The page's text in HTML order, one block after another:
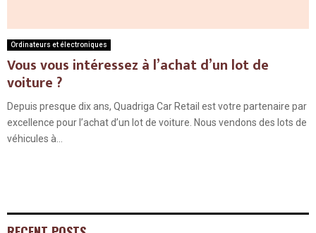
Ordinateurs et électroniques
Vous vous intéressez à l’achat d’un lot de
voiture ?
Depuis presque dix ans, Quadriga Car Retail est votre partenaire par
excellence pour l’achat d’un lot de voiture. Nous vendons des lots de
véhicules à...